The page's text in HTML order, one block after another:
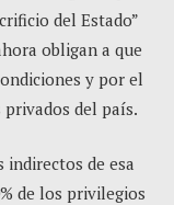
del Estado”
obligan a que
y por el
del país.
indirectos de esa
de los privilegios